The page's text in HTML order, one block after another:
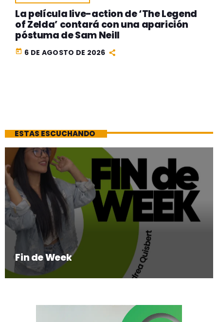
La película live-action de ‘The Legend
of Zelda’ contará con una aparición
póstuma de Sam Neill
today 6 DE AGOSTO DE 2026
ESTAS ESCUCHANDO
Fin de Week